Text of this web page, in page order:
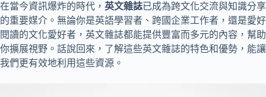
在當今資訊爆炸的時代， 英文雜誌已成為跨文化交流與知識分享
的重要媒介。無論你是英語學習者、跨國企業工作者，還是愛好
閱讀的文化愛好者，英文雜誌都能提供豐富而多元的內容，幫助
你擴展視野。話說回來，了解這些英文雜誌的特色和優勢，能讓
我們更有效地利用這些資源。